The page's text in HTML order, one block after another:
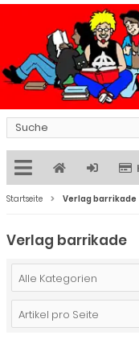
Startseite Verlag barrikade
Verlag barrikade
Alle Kategorien
Artikel pro Seite